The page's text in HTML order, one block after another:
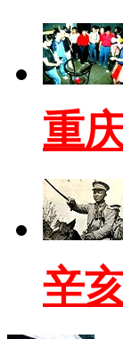
重
辛